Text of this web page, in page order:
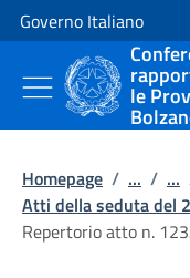
Vai al contenuto
Vai alla navigazione del
Governo Italiano
le
Homepage / ... / ...
Atti della seduta del
Repertorio atto n.